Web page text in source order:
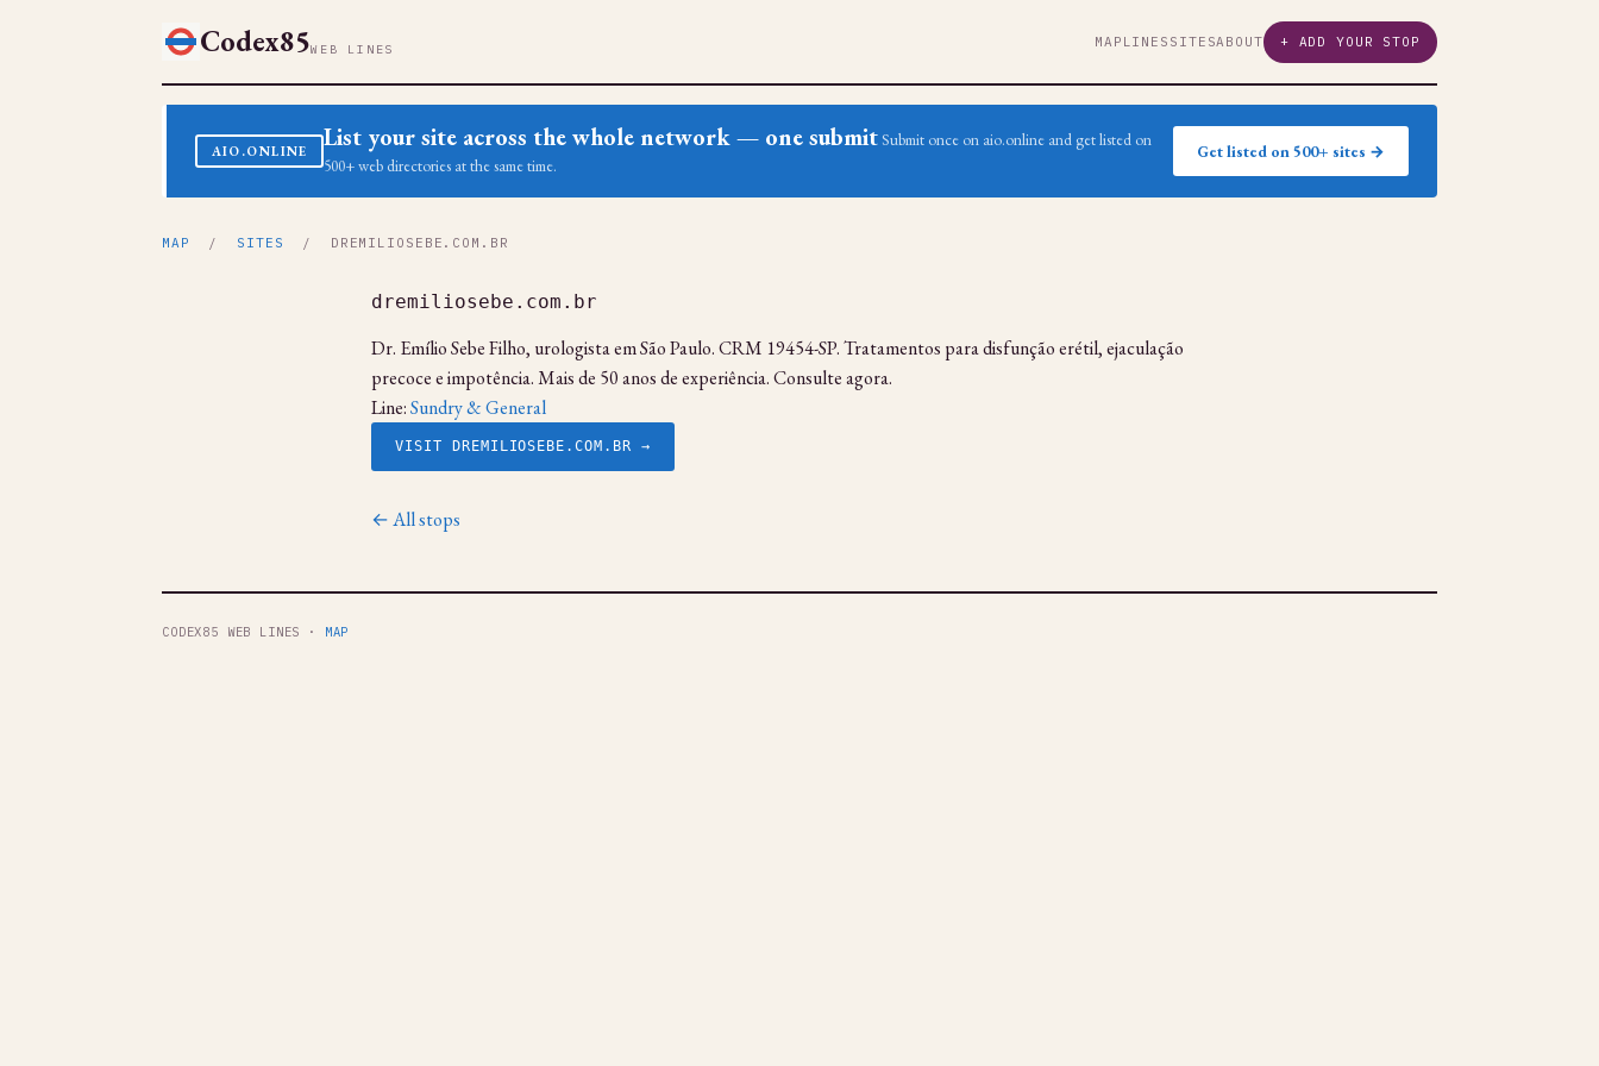
Codex85WEB LINES MAP LINES SITESABOUT + ADD YOUR STOP
AIO.ONLINE List your site across the whole network — one submit Submit once on aio.online and get listed on
500+ web directories at the same time.
Get listed on 500+ sites →
MAP / SITES / DREMILIOSEBE.COM.BR
dremiliosebe.com.br
Dr. Emílio Sebe Filho, urologista em São Paulo. CRM 19454-SP. Tratamentos para disfunção erétil, ejaculação
precoce e impotência. Mais de 50 anos de experiência. Consulte agora.
Line:Sundry & General
VISIT DREMILIOSEBE.COM.BR →
← All stops
CODEX85 WEB LINES · MAP